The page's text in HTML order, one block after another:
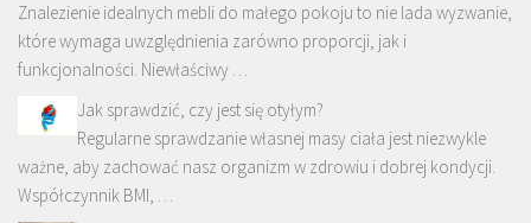
Znalezienie idealnych mebli do małego pokoju to nie lada wyzwanie,
które wymaga uwzględnienia zarówno proporcji, jak i
funkcjonalności. Niewłaściwy …
Jak sprawdzić, czy jest się otyłym?
Regularne sprawdzanie własnej masy ciała jest niezwykle
ważne, aby zachować nasz organizm w zdrowiu i dobrej kondycji.
Współczynnik BMI, …